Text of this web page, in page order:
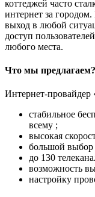
коттеджей часто
интернет за
выход в любой
доступ
любого места.
Что мы предлагаем?
Интернет-провайдер
стабильное
всему ;
высокая
большой выбор
до 130
возможность
настройку